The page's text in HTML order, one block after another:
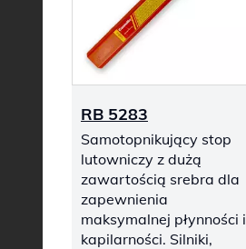
RB 5283
Samotopnikujący stop
lutowniczy z dużą
zawartością srebra dla
zapewnienia
maksymalnej płynności i
kapilarności. Silniki,